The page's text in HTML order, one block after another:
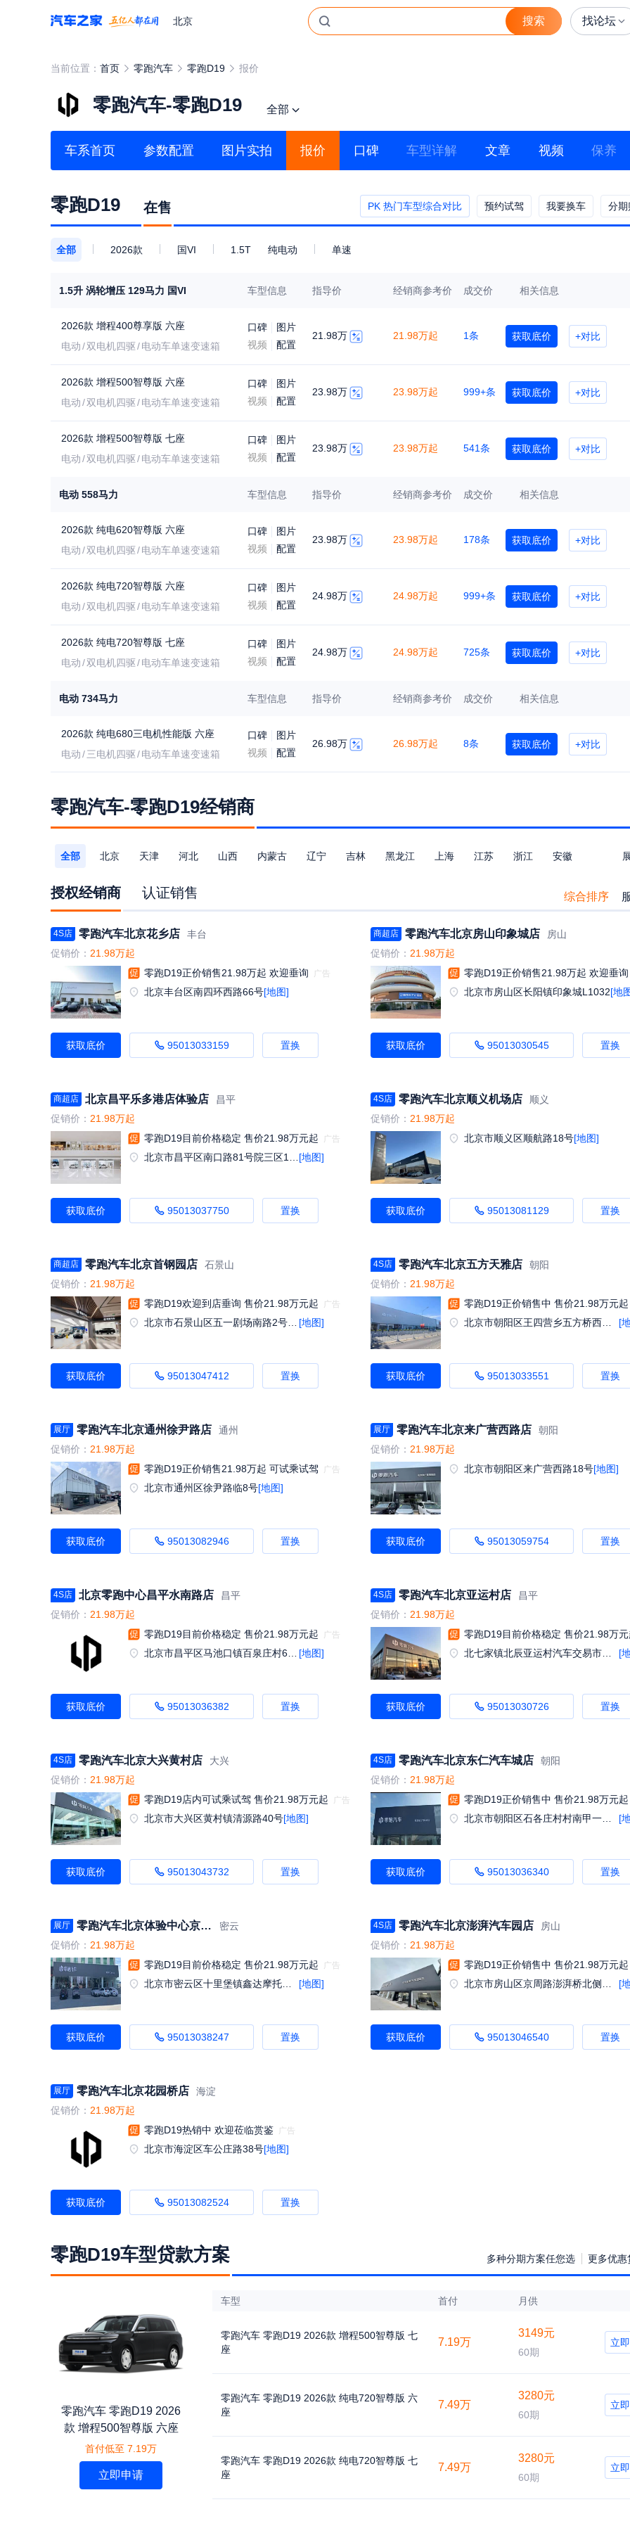
北京 搜索 找论坛
当前位置： 首页 零跑汽车 零跑D19 报价
零跑汽车-零跑D19 全部
车系首页 参数配置 图片实拍 报价 口碑 车型详解 文章 视频 保养
零跑D19 在售 PK 热门车型综合对比 预约试驾 我要换车 分期
全部 2026款 国VI 1.5T 纯电动 单速
1.5升 涡轮增压 129马力 国VI 车型信息 指导价 经销商参考价 成交价 相关信息
2026款 增程400尊享版 六座
电动
双电机四驱 电动车单速变速箱
口碑
图片
视频
配置
21.98万 21.98万起 1条 获取底价 +对比
2026款 增程500智尊版 六座
电动
双电机四驱 电动车单速变速箱
口碑
图片
视频
配置
23.98万 23.98万起 999+条 获取底价 +对比
2026款 增程500智尊版 七座
电动
双电机四驱 电动车单速变速箱
口碑
图片
视频
配置
23.98万 23.98万起 541条 获取底价 +对比
电动 558马力 车型信息 指导价 经销商参考价 成交价 相关信息
2026款 纯电620智尊版 六座
电动
双电机四驱 电动车单速变速箱
口碑
图片
视频
配置
23.98万 23.98万起 178条 获取底价 +对比
2026款 纯电720智尊版 六座
电动
双电机四驱 电动车单速变速箱
口碑
图片
视频
配置
24.98万 24.98万起 999+条 获取底价 +对比
2026款 纯电720智尊版 七座
电动
双电机四驱 电动车单速变速箱
口碑
图片
视频
配置
24.98万 24.98万起 725条 获取底价 +对比
电动 734马力 车型信息 指导价 经销商参考价 成交价 相关信息
2026款 纯电680三电机性能版 六座
电动
三电机四驱 电动车单速变速箱
口碑
图片
视频
配置
26.98万 26.98万起 8条 获取底价 +对比
零跑汽车-零跑D19经销商
全部 北京 天津 河北 山西 内蒙古 辽宁 吉林 黑龙江 上海 江苏 浙江 安徽
江西
陕西 甘肃 青海 宁夏 新疆
授权经销商 认证销售 综合排序
4S店 零跑汽车北京花乡店
丰台
促销价： 21.98万起
零跑D19正价销售21.98万起 欢迎垂询
北京丰台区南四环西路66号[地图]
获取底价 95013033159 置换
商超店 零跑汽车北京房山印象城店
房山
促销价： 21.98万起
零跑D19正价销售21.98万起 欢迎垂询
北京市房山区长阳镇印象城L1032[地
获取底价 95013030545 置换
商超店 北京昌平乐多港店体验店
昌平
促销价： 21.98万起
零跑D19目前价格稳定 售价21.98万元起
[地图]
获取底价 95013037750 置换
4S店 零跑汽车北京顺义机场店
顺义
促销价： 21.98万起
北京市顺义区顺航路18号[地图]
获取底价 95013081129 置换
商超店 零跑汽车北京首钢园店
石景山
促销价： 21.98万起
零跑D19欢迎到店垂询 售价21.98万元起
[地图]
获取底价 95013047412 置换
4S店 零跑汽车北京五方天雅店
朝阳
促销价： 21.98万起
零跑D19正价销售中 售价21.98万元起
[
获取底价 95013033551 置换
展厅 零跑汽车北京通州徐尹路店
通州
促销价： 21.98万起
零跑D19正价销售21.98万起 可试乘试驾
北京市通州区徐尹路临8号[地图]
获取底价 95013082946 置换
展厅 零跑汽车北京来广营西路店
朝阳
促销价： 21.98万起
北京市朝阳区来广营西路18号[地图]
获取底价 95013059754 置换
4S店 北京零跑中心昌平水南路店
昌平
促销价： 21.98万起
零跑D19目前价格稳定 售价21.98万元起
[地图]
获取底价 95013036382 置换
4S店 零跑汽车北京亚运村店
昌平
促销价： 21.98万起
零跑D19目前价格稳定 售价21.98万
[
获取底价 95013030726 置换
4S店 零跑汽车北京大兴黄村店
大兴
促销价： 21.98万起
零跑D19店内可试乘试驾 售价21.98万元起
北京市大兴区黄村镇清源路40号[地图]
获取底价 95013043732 置换
4S店 零跑汽车北京东仁汽车城店
朝阳
促销价： 21.98万起
零跑D19正价销售中 售价21.98万元起
[
获取底价 95013036340 置换
展厅 零跑汽车北京体验中心京密路店
密云
促销价： 21.98万起
零跑D19目前价格稳定 售价21.98万元起
[地图]
获取底价 95013038247 置换
4S店 零跑汽车北京澎湃汽车园店
房山
促销价： 21.98万起
零跑D19正价销售中 售价21.98万元起
[
获取底价 95013046540 置换
展厅 零跑汽车北京花园桥店
海淀
促销价： 21.98万起
零跑D19热销中 欢迎莅临赏鉴
北京市海淀区车公庄路38号[地图]
获取底价 95013082524 置换
零跑D19车型贷款方案 多种分期方案任您选 更多优惠
零跑汽车 零跑D19 2026
款 增程500智尊版 六座
首付低至 7.19万
立即申请
车型 首付 月供
零跑汽车 零跑D19 2026款 增程500智尊版 七
座
7.19万
3149元
60期
立
零跑汽车 零跑D19 2026款 纯电720智尊版 六
座
7.49万
3280元
60期
立
零跑汽车 零跑D19 2026款 纯电720智尊版 七
座
7.49万
3280元
60期
立